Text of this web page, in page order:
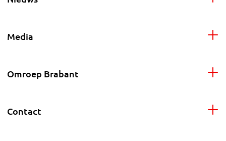
Media
Omroep Brabant
Contact